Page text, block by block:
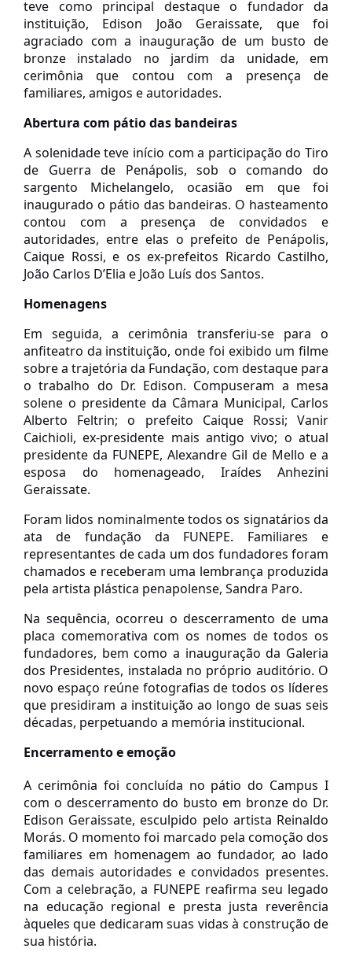
teve como principal destaque o fundador da
instituição, Edison João Geraissate, que foi
agraciado com a inauguração de um busto de
bronze instalado no jardim da unidade, em
cerimônia que contou com a presença de
familiares, amigos e autoridades.
Abertura com pátio das bandeiras
A solenidade teve início com a participação do Tiro
de Guerra de Penápolis, sob o comando do
sargento Michelangelo, ocasião em que foi
inaugurado o pátio das bandeiras. O hasteamento
contou com a presença de convidados e
autoridades, entre elas o prefeito de Penápolis,
Caique Rossi, e os ex-prefeitos Ricardo Castilho,
João Carlos D’Elia e João Luís dos Santos.
Homenagens
Em seguida, a cerimônia transferiu-se para o
anfiteatro da instituição, onde foi exibido um filme
sobre a trajetória da Fundação, com destaque para
o trabalho do Dr. Edison. Compuseram a mesa
solene o presidente da Câmara Municipal, Carlos
Alberto Feltrin; o prefeito Caique Rossi; Vanir
Caichioli, ex-presidente mais antigo vivo; o atual
presidente da FUNEPE, Alexandre Gil de Mello e a
esposa do homenageado, Iraídes Anhezini
Geraissate.
Foram lidos nominalmente todos os signatários da
ata de fundação da FUNEPE. Familiares e
representantes de cada um dos fundadores foram
chamados e receberam uma lembrança produzida
pela artista plástica penapolense, Sandra Paro.
Na sequência, ocorreu o descerramento de uma
placa comemorativa com os nomes de todos os
fundadores, bem como a inauguração da Galeria
dos Presidentes, instalada no próprio auditório. O
novo espaço reúne fotografias de todos os líderes
que presidiram a instituição ao longo de suas seis
décadas, perpetuando a memória institucional.
Encerramento e emoção
A cerimônia foi concluída no pátio do Campus I
com o descerramento do busto em bronze do Dr.
Edison Geraissate, esculpido pelo artista Reinaldo
Morás. O momento foi marcado pela comoção dos
familiares em homenagem ao fundador, ao lado
das demais autoridades e convidados presentes.
Com a celebração, a FUNEPE reafirma seu legado
na educação regional e presta justa reverência
àqueles que dedicaram suas vidas à construção de
sua história.